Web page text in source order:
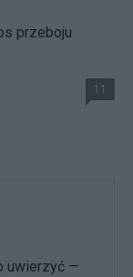
przeboju
11
uwierzyć —